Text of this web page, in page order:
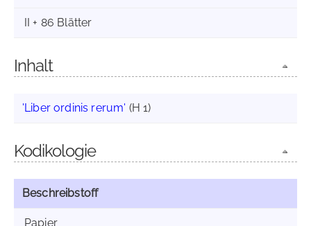
II + 86 Blätter
Inhalt
'Liber ordinis rerum' (H 1)
Kodikologie
Beschreibstoff
Papier